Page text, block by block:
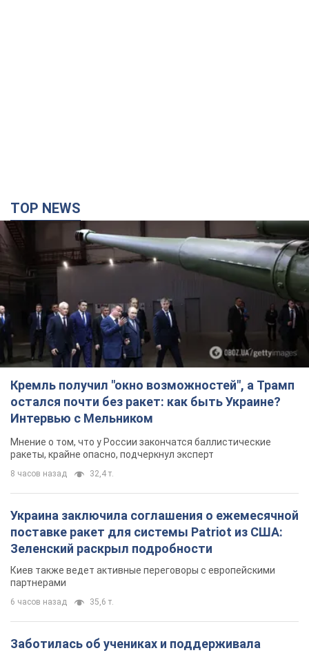
TOP NEWS
Кремль получил "окно возможностей", а Трамп
остался почти без ракет: как быть Украине?
Интервью с Мельником
Мнение о том, что у России закончатся баллистические
ракеты, крайне опасно, подчеркнул эксперт
8 часов назад 32,4 т.
Украина заключила соглашения о ежемесячной
поставке ракет для системы Patriot из США:
Зеленский раскрыл подробности
Киев также ведет активные переговоры с европейскими
партнерами
6 часов назад 35,6 т.
Заботилась об учениках и поддерживала